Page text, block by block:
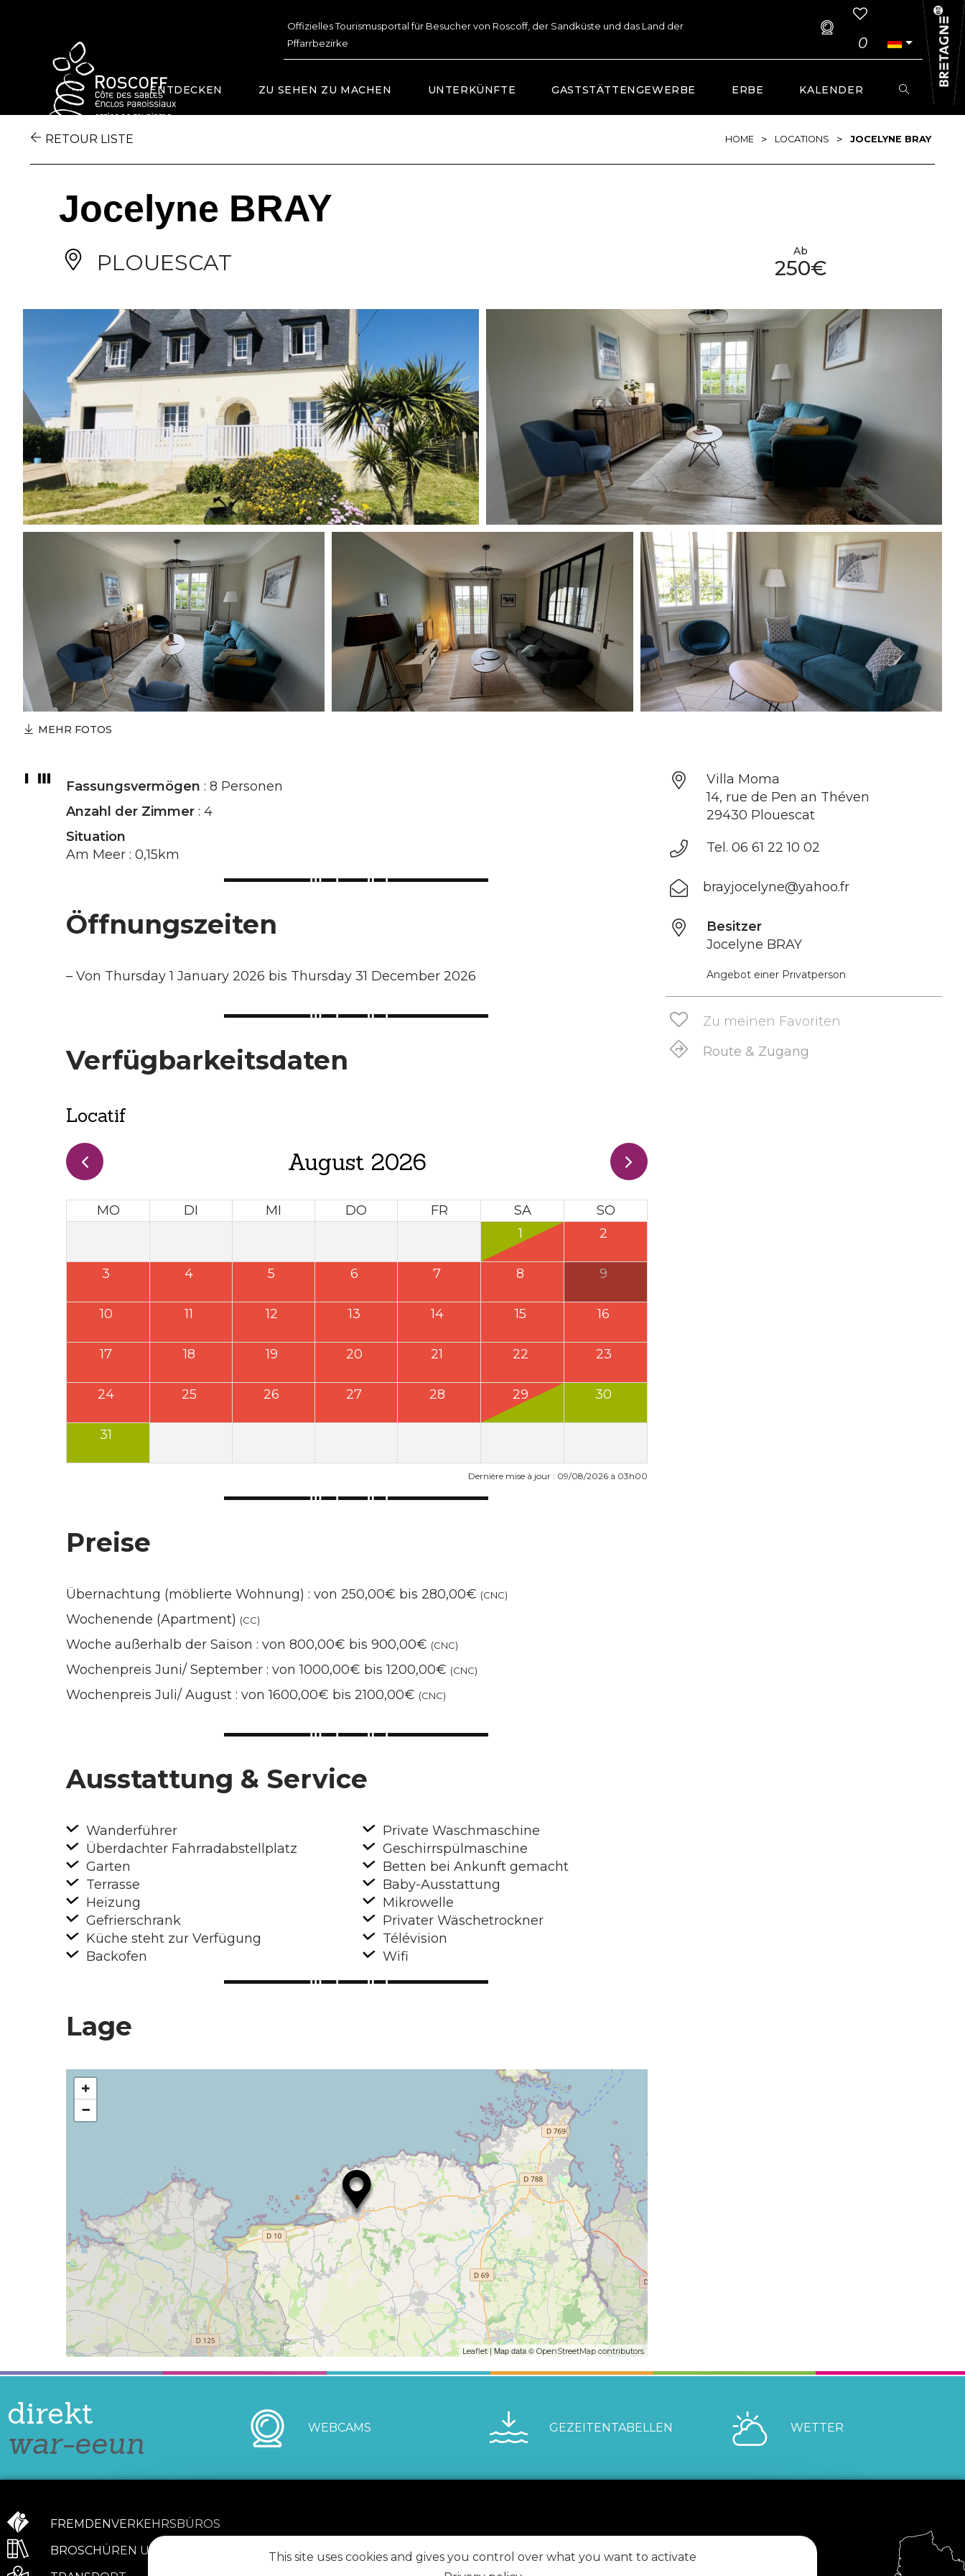
Offizielles Tourismusportal für Besucher von Roscoff, der Sandküste und das Land der
Pffarrbezirke
0
ENTDECKEN ZU SEHEN ZU MACHEN UNTERKÜNFTE GASTSTÄTTENGEWERBE ERBE KALENDER
RETOUR LISTE HOME > LOCATIONS > JOCELYNE BRAY
Jocelyne BRAY
PLOUESCAT Ab
250€
MEHR FOTOS
Fassungsvermögen : 8 Personen
Anzahl der Zimmer : 4
Situation
Am Meer : 0,15km
Öffnungszeiten
– Von Thursday 1 January 2026 bis Thursday 31 December 2026
Verfügbarkeitsdaten
Locatif
August 2026
MO DI MI DO FR SA
SO
1 2
3 4 5 6 7 8 9
10 11 12 13 14 15 16
17 18 19 20 21 22 23
24 25 26 27 28 29 30
31
Dernière mise à jour : 09/08/2026 à 03h00
Preise
Übernachtung (möblierte Wohnung) : von 250,00€ bis 280,00€ (CNC)
Wochenende (Apartment) (CC)
Woche außerhalb der Saison : von 800,00€ bis 900,00€ (CNC)
Wochenpreis Juni/ September : von 1000,00€ bis 1200,00€ (CNC)
Wochenpreis Juli/ August : von 1600,00€ bis 2100,00€ (CNC)
Ausstattung & Service
Wanderführer
Überdachter Fahrradabstellplatz
Garten
Terrasse
Heizung
Gefrierschrank
Küche steht zur Verfügung
Backofen
Private Waschmaschine
Geschirrspülmaschine
Betten bei Ankunft gemacht
Baby-Ausstattung
Mikrowelle
Privater Wäschetrockner
Télévision
Wifi
Lage
+
−
Leaflet | Map data ©OpenStreetMap contributors
Villa Moma
14, rue de Pen an Théven
29430 Plouescat
Tel. 06 61 22 10 02
brayjocelyne@yahoo.fr
Besitzer
Jocelyne BRAY
Angebot einer Privatperson
Zu meinen Favoriten
Route & Zugang
direkt
war-eeun WEBCAMS GEZEITENTABELLEN WETTER
FREMDENVERKEHRSBÜROS
BROSCHÜREN UND KONTAKT
This site uses cookies and gives you control over what you want to activate